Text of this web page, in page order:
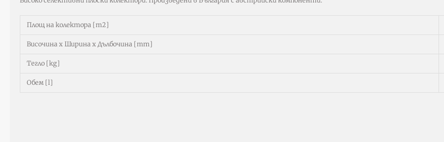
Площ на колектора [m2]
Височина x Ширина х Дълбочина [mm]
Тегло [kg]
Обем [l]